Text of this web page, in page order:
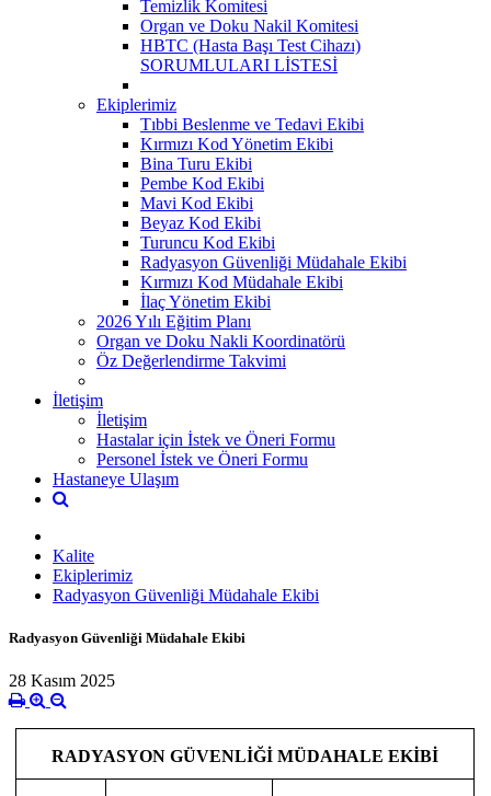
Temizlik Komitesi
Organ ve Doku Nakil Komitesi
HBTC (Hasta Başı Test Cihazı)
SORUMLULARI LİSTESİ
Ekiplerimiz
Tıbbi Beslenme ve Tedavi Ekibi
Kırmızı Kod Yönetim Ekibi
Bina Turu Ekibi
Pembe Kod Ekibi
Mavi Kod Ekibi
Beyaz Kod Ekibi
Turuncu Kod Ekibi
Radyasyon Güvenliği Müdahale Ekibi
Kırmızı Kod Müdahale Ekibi
İlaç Yönetim Ekibi
2026 Yılı Eğitim Planı
Organ ve Doku Nakli Koordinatörü
Öz Değerlendirme Takvimi
İletişim
İletişim
Hastalar için İstek ve Öneri Formu
Personel İstek ve Öneri Formu
Hastaneye Ulaşım
Kalite
Ekiplerimiz
Radyasyon Güvenliği Müdahale Ekibi
Radyasyon Güvenliği Müdahale Ekibi
28 Kasım 2025
RADYASYON GÜVENLİĞİ MÜDAHALE EKİBİ